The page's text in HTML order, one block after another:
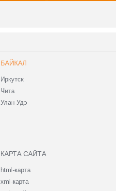
БАЙКАЛ
Иркутск
Чита
Улан-Удэ
КАРТА САЙТА
html-карта
xml-карта